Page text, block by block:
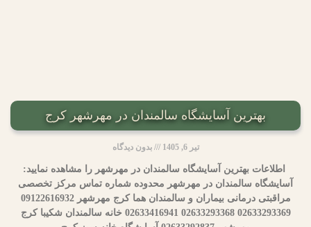
بهترین آسایشگاه سالمندان در مهرشهر کرج
تیر 6, 1405 بدون دیدگاه
اطلاعات بهترین آسایشگاه سالمندان در مهرشهر را مشاهده نمایید:
آسایشگاه سالمندان در مهرشهر محدوده شماره تماس مرکز تخصصی
مراقبتی درمانی بیماران و سالمندان هما کرج مهرشهر 09122616932
02633293369 02633293368 02633416941 خانه سالمندان شکیبا کرج